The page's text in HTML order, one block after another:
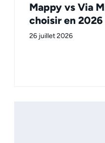
Mappy vs Via
choisir en 2026
26 juillet 2026